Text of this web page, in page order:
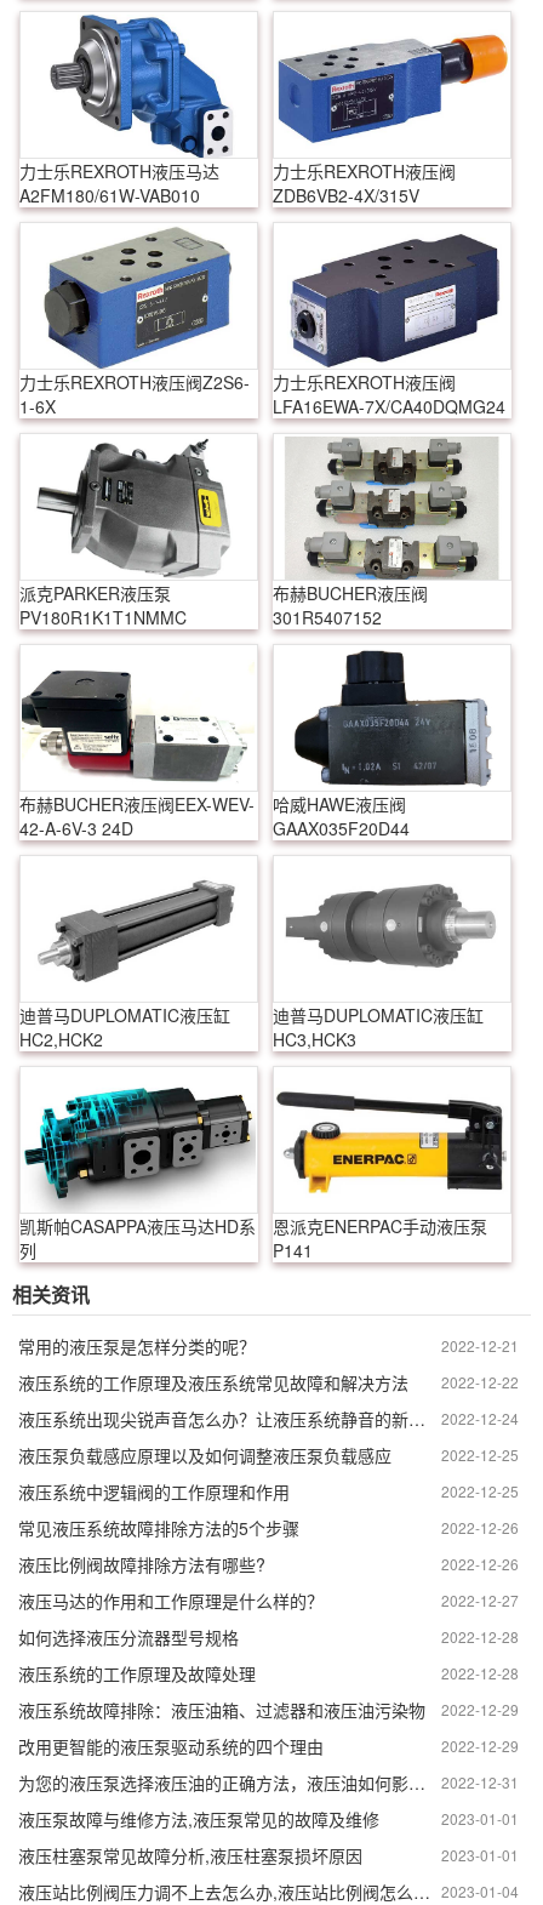
力士乐REXROTH液压马达
A2FM180/61W-VAB010
力士乐REXROTH液压阀
ZDB6VB2-4X/315V
力士乐REXROTH液压阀Z2S6-
1-6X
力士乐REXROTH液压阀
LFA16EWA-7X/CA40DQMG24
派克PARKER液压泵
PV180R1K1T1NMMC
布赫BUCHER液压阀
301R5407152
布赫BUCHER液压阀EEX-WEV-
42-A-6V-3 24D
哈威HAWE液压阀
GAAX035F20D44
迪普马DUPLOMATIC液压缸
HC2,HCK2
迪普马DUPLOMATIC液压缸
HC3,HCK3
凯斯帕CASAPPA液压马达HD系
列
恩派克ENERPAC手动液压泵
P141
相关资讯
2022-12-21
常用的液压泵是怎样分类的呢？
2022-12-22
液压系统的工作原理及液压系统常见故障和解决方法
2022-12-24
液压系统出现尖锐声音怎么办？让液压系统静音的新选择。
2022-12-25
液压泵负载感应原理以及如何调整液压泵负载感应
2022-12-25
液压系统中逻辑阀的工作原理和作用
2022-12-26
常见液压系统故障排除方法的5个步骤
2022-12-26
液压比例阀故障排除方法有哪些?
2022-12-27
液压马达的作用和工作原理是什么样的？
2022-12-28
如何选择液压分流器型号规格
2022-12-28
液压系统的工作原理及故障处理
2022-12-29
液压系统故障排除：液压油箱、过滤器和液压油污染物
2022-12-29
改用更智能的液压泵驱动系统的四个理由
2022-12-31
为您的液压泵选择液压油的正确方法，液压油如何影响泵的性能
2023-01-01
液压泵故障与维修方法,液压泵常见的故障及维修
2023-01-01
液压柱塞泵常见故障分析,液压柱塞泵损坏原因
2023-01-04
液压站比例阀压力调不上去怎么办,液压站比例阀怎么调节